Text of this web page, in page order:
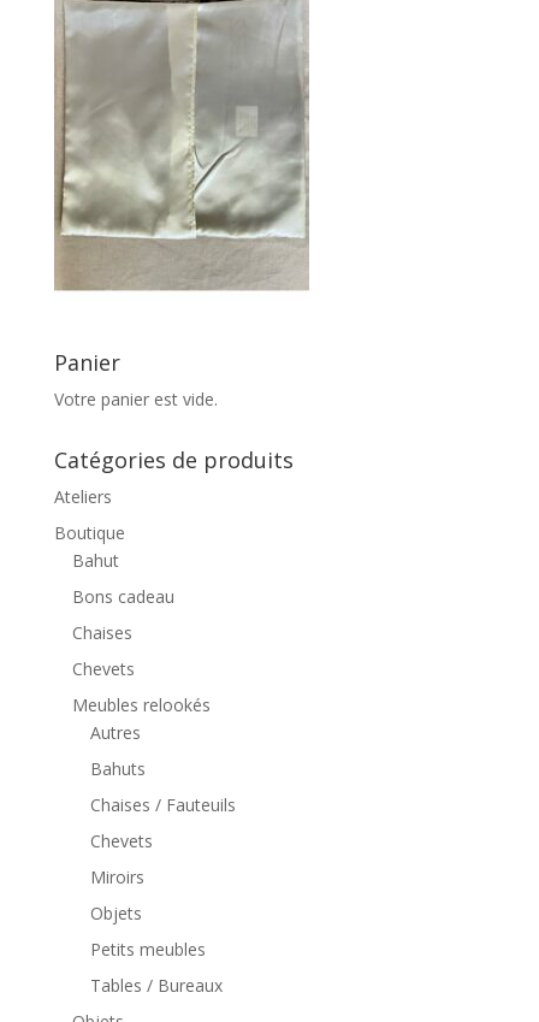
Panier
Votre panier est vide.
Catégories de produits
Ateliers
Boutique
Bahut
Bons cadeau
Chaises
Chevets
Meubles relookés
Autres
Bahuts
Chaises / Fauteuils
Chevets
Miroirs
Objets
Petits meubles
Tables / Bureaux